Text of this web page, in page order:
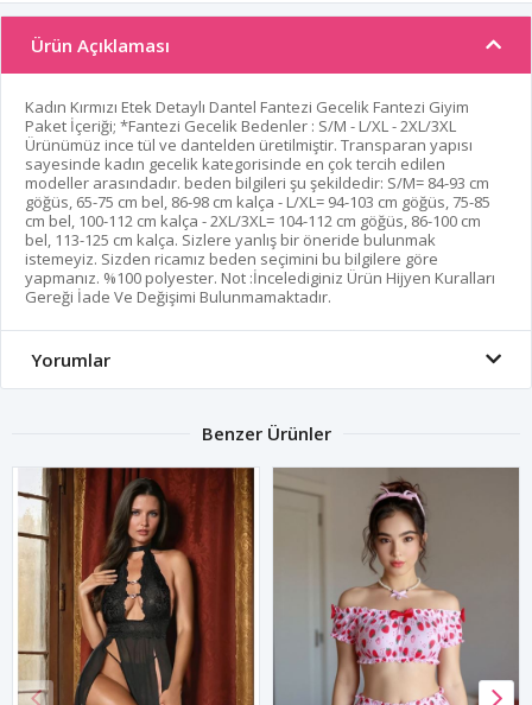
Ürün Açıklaması
Kadın Kırmızı Etek Detaylı Dantel Fantezi Gecelik Fantezi Giyim
Paket İçeriği; *Fantezi Gecelik Bedenler : S/M - L/XL - 2XL/3XL
Ürünümüz ince tül ve dantelden üretilmiştir. Transparan yapısı
sayesinde kadın gecelik kategorisinde en çok tercih edilen
modeller arasındadır. beden bilgileri şu şekildedir: S/M= 84-93 cm
göğüs, 65-75 cm bel, 86-98 cm kalça - L/XL= 94-103 cm göğüs, 75-85
cm bel, 100-112 cm kalça - 2XL/3XL= 104-112 cm göğüs, 86-100 cm
bel, 113-125 cm kalça. Sizlere yanlış bir öneride bulunmak
istemeyiz. Sizden ricamız beden seçimini bu bilgilere göre
yapmanız. %100 polyester. Not :İncelediginiz Ürün Hijyen Kuralları
Gereği İade Ve Değişimi Bulunmamaktadır.
Yorumlar
Benzer Ürünler